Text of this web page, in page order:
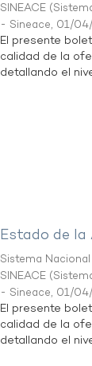
SINEACE (
- Sineace, 01/
El presente
calidad de la
detallando el
Estado de
Sistema
SINEACE (
- Sineace, 01/
El presente
calidad de la
detallando el